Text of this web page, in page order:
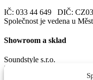
IČ: 033 44 649 DIČ:
Společnost je vedena u
Showroom a sklad
Soundstyle s.r.o.
Zašovská 750